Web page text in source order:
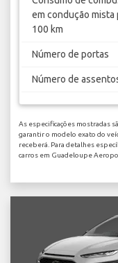
em condução mista
100 km
Número de portas
Número de
As especificações mostradas
garantir o modelo exato do
receberá. Para detalhes
carros em Guadeloupe